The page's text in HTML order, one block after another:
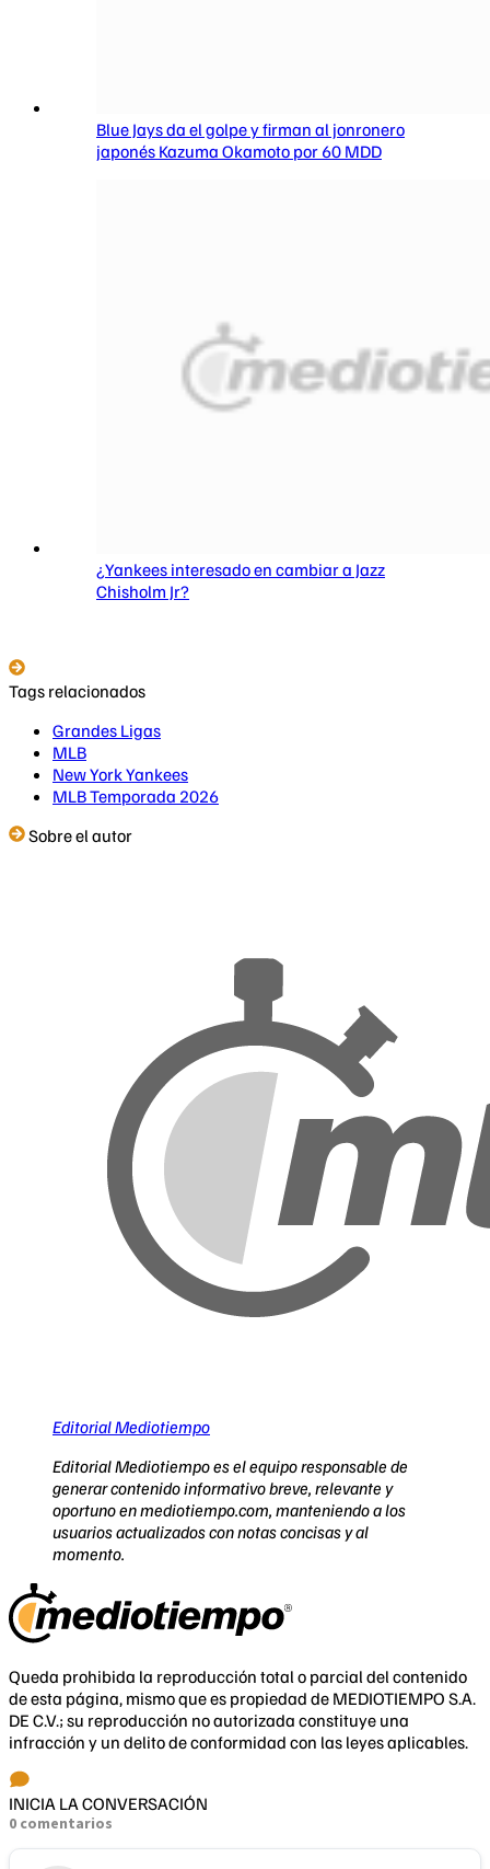
Blue Jays da el golpe y firman al jonronero
japonés Kazuma Okamoto por 60 MDD
¿Yankees interesado en cambiar a Jazz
Chisholm Jr?
Tags relacionados
Grandes Ligas
MLB
New York Yankees
MLB Temporada 2026
Sobre el autor
Editorial Mediotiempo
Editorial Mediotiempo es el equipo responsable de
generar contenido informativo breve, relevante y
oportuno en mediotiempo.com, manteniendo a los
usuarios actualizados con notas concisas y al
momento.
Queda prohibida la reproducción total o parcial del contenido
de esta página, mismo que es propiedad de MEDIOTIEMPO S.A.
DE C.V.; su reproducción no autorizada constituye una
infracción y un delito de conformidad con las leyes aplicables.
INICIA LA CONVERSACIÓN
0 comentarios